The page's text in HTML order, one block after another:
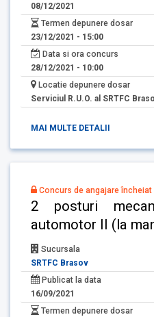
08/12/2021
Termen depunere dosar
23/12/2021 - 15:00
Data si ora concurs
28/12/2021 - 10:00
Locatie depunere dosar
Serviciul R.U.O. al SRTFC
MAI MULTE DETALII
Concurs de angajare încheiat
2 posturi
automotor II (la
Sucursala
SRTFC Brasov
Publicat la data
16/09/2021
Termen depunere dosar